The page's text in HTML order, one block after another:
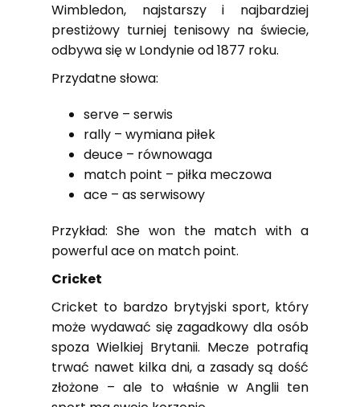
Wimbledon, najstarszy i najbardziej
prestiżowy turniej tenisowy na świecie,
odbywa się w Londynie od 1877 roku.
Przydatne słowa:
serve – serwis
rally – wymiana piłek
deuce – równowaga
match point – piłka meczowa
ace – as serwisowy
Przykład: She won the match with a
powerful ace on match point.
Cricket
Cricket to bardzo brytyjski sport, który
może wydawać się zagadkowy dla osób
spoza Wielkiej Brytanii. Mecze potrafią
trwać nawet kilka dni, a zasady są dość
złożone – ale to właśnie w Anglii ten